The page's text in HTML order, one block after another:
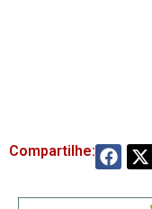
Compartilhe: